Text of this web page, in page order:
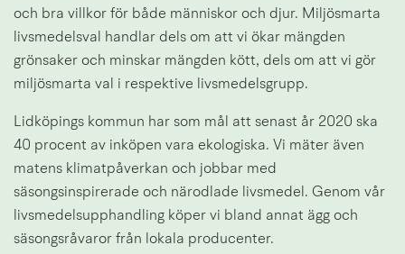
och bra villkor för både människor och djur. Miljösmarta
livsmedelsval handlar dels om att vi ökar mängden
grönsaker och minskar mängden kött, dels om att vi gör
miljösmarta val i respektive livsmedelsgrupp.
Lidköpings kommun har som mål att senast år 2020 ska
40 procent av inköpen vara ekologiska. Vi mäter även
matens klimatpåverkan och jobbar med
säsongsinspirerade och närodlade livsmedel. Genom vår
livsmedelsupphandling köper vi bland annat ägg och
säsongsråvaror från lokala producenter.